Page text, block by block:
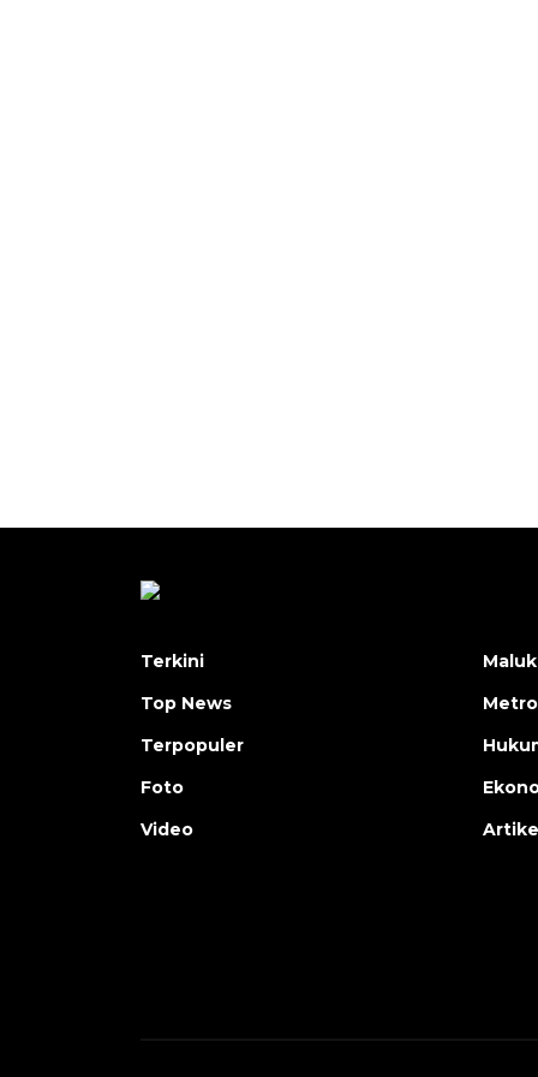
Terkini
Top News
Terpopuler
Foto
Video